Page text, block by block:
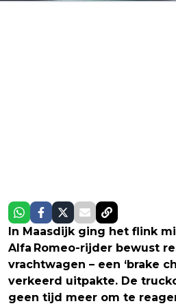
In Maasdijk ging het flink
Alfa Romeo-rijder bewust
vrachtwagen – een ‘brake
verkeerd uitpakte. De
geen tijd meer om te